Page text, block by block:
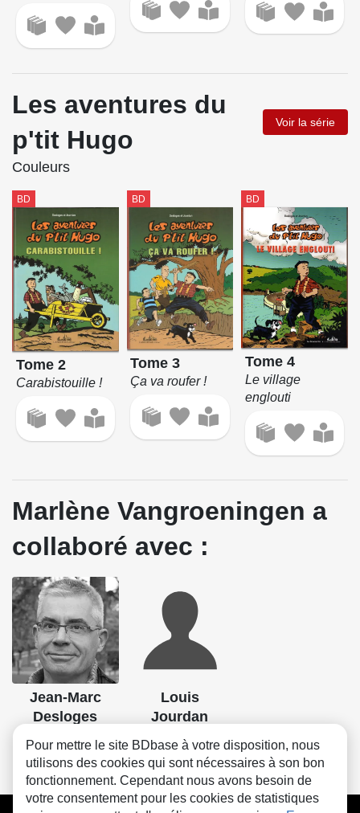
Les aventures du
p'tit Hugo
Voir la série
Couleurs
BD
Tome 2
Carabistouille !
BD
Tome 3
Ça va roufer !
BD
Tome 4
Le village
englouti
Marlène Vangroeningen a
collaboré avec :
Jean-Marc
Desloges
Louis
Jourdan
Pour mettre le site BDbase à votre disposition, nous
utilisons des cookies qui sont nécessaires à son bon
fonctionnement. Cependant nous avons besoin de
votre consentement pour les cookies de statistiques